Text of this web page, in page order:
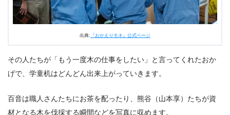
出典: 『おかえりモネ』公式ページ
その人たちが「もう一度木の仕事をしたい」と言ってくれたおか
げで、学童机はどんどん出来上がっていきます。
百音は職人さんたちにお茶を配ったり、熊谷（山本享）たちが資
材となる木を伐採する瞬間などを写真に収めます。